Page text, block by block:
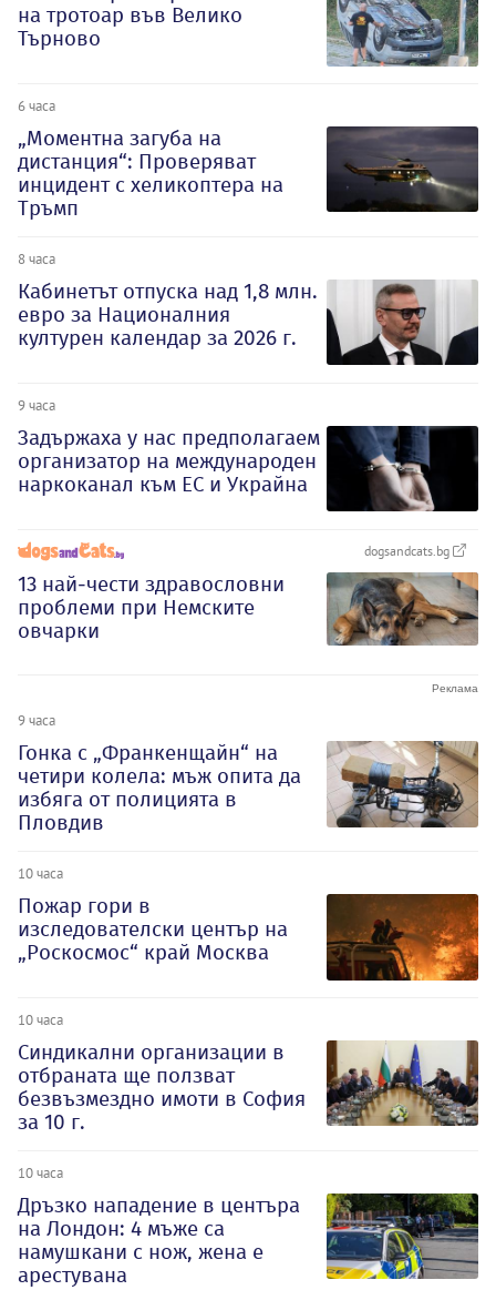
на тротоар във Велико
Търново
6 часа
„Моментна загуба на
дистанция“: Проверяват
инцидент с хеликоптера на
Тръмп
8 часа
Кабинетът отпуска над 1,8 млн.
евро за Националния
културен календар за 2026 г.
9 часа
Задържаха у нас предполагаем
организатор на международен
наркоканал към ЕС и Украйна
dogsandcats.bg
13 най-чести здравословни
проблеми при Немските
овчарки
9 часа
Гонка с „Франкенщайн“ на
четири колела: мъж опита да
избяга от полицията в
Пловдив
10 часа
Пожар гори в
изследователски център на
„Роскосмос“ край Москва
10 часа
Синдикални организации в
отбраната ще ползват
безвъзмездно имоти в София
за 10 г.
10 часа
Дръзко нападение в центъра
на Лондон: 4 мъже са
намушкани с нож, жена е
арестувана